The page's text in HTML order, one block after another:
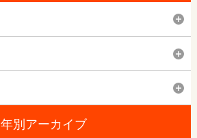
年別アーカイブ